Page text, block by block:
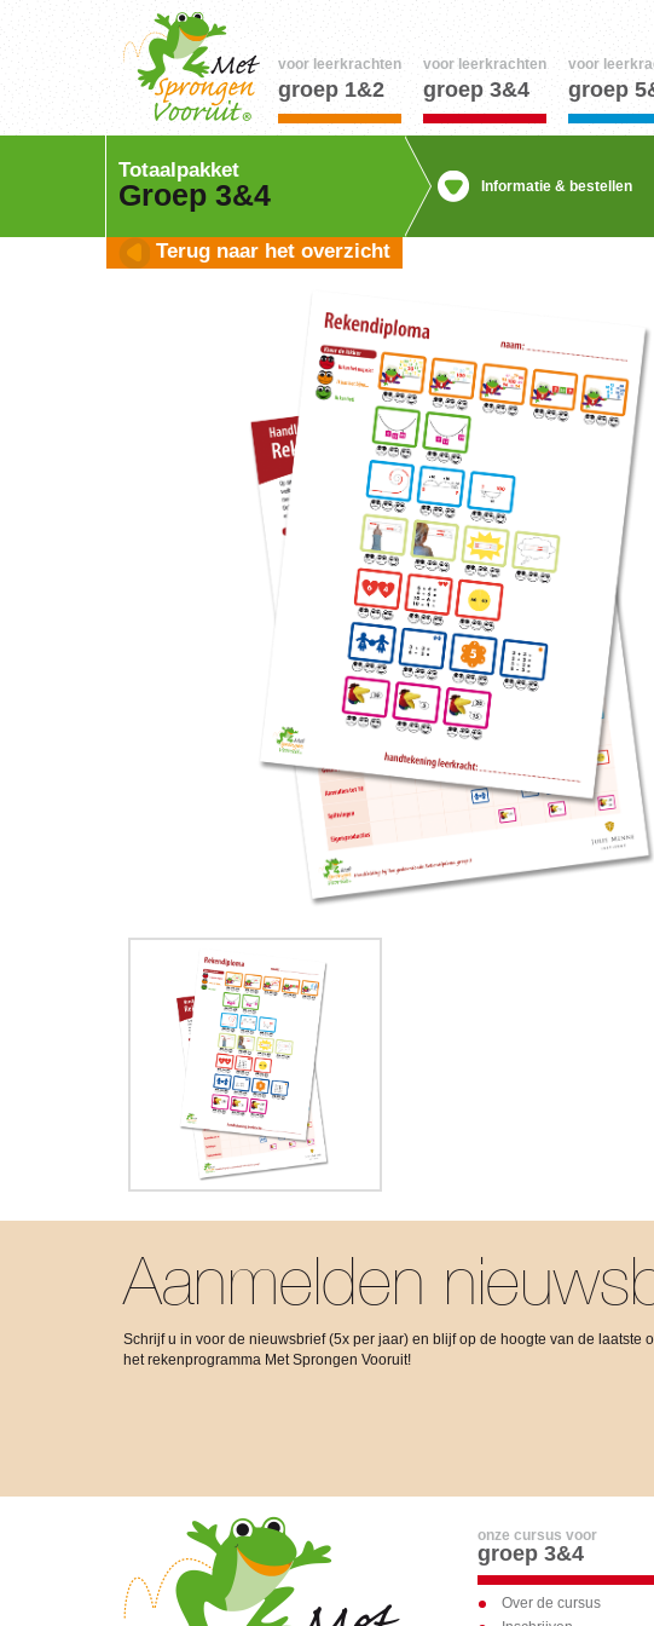
voor leerkrachten
groep 1&2
voor leerkrachten
groep 3&4
voor
groep
Totaalpakket
Groep 3&4
Terug naar het overzicht
Informatie & bestellen
Aanmelden
Schrijf u in voor de nieuwsbrief (5x per jaar) en blijf op de hoogte van de laatste
het rekenprogramma Met Sprongen Vooruit!
onze cursus voor
groep 3&4
Over de cursus